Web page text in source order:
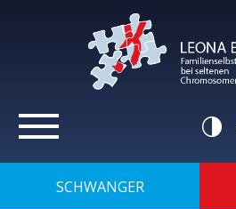
zum
SCHWANGER